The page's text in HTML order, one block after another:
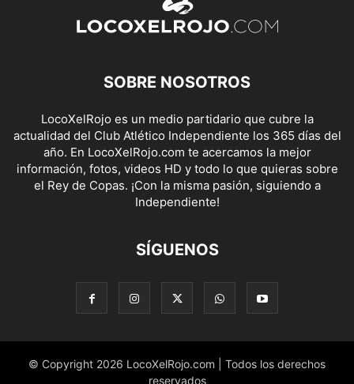
SOBRE NOSOTROS
LocoXelRojo es un medio partidario que cubre la
actualidad del Club Atlético Independiente los 365 días del
año. En LocoXelRojo.com te acercamos la mejor
información, fotos, videos HD y todo lo que quieras sobre
el Rey de Copas. ¡Con la misma pasión, siguiendo a
Independiente!
SÍGUENOS
© Copyright 2026 LocoXelRojo.com | Todos los derechos
reservados